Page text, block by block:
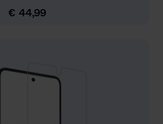
Normale prijs:
€ 44,99